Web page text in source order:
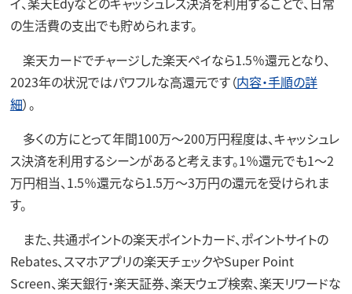
の生活費の支出でも貯められます。
楽天カードでチャージした楽天ペイなら1.5％還元となり、
2023年の状況ではパワフルな高還元です（内容・手順の詳
細）。
多くの方にとって年間100万～200万円程度は、キャッシュレ
ス決済を利用するシーンがあると考えます。1％還元でも1～2
万円相当、1.5％還元なら1.5万～3万円の還元を受けられま
す。
また、共通ポイントの楽天ポイントカード、ポイントサイトの
Rebates、スマホアプリの楽天チェックやSuper Point
Screen、楽天銀行・楽天証券、楽天ウェブ検索、楽天リワードな